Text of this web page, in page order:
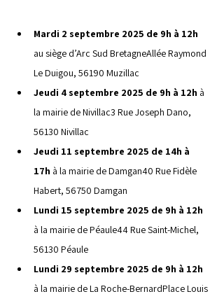
Mardi 2 septembre 2025 de 9h à 12h
au siège d’Arc Sud BretagneAllée Raymond
Le Duigou, 56190 Muzillac
Jeudi 4 septembre 2025 de 9h à 12h à
la mairie de Nivillac3 Rue Joseph Dano,
56130 Nivillac
Jeudi 11 septembre 2025 de 14h à
17h à la mairie de Damgan40 Rue Fidèle
Habert, 56750 Damgan
Lundi 15 septembre 2025 de 9h à 12h
à la mairie de Péaule44 Rue Saint-Michel,
56130 Péaule
Lundi 29 septembre 2025 de 9h à 12h
à la mairie de La Roche-BernardPlace Louis